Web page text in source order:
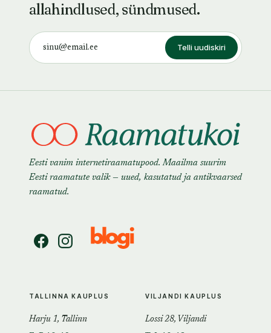
allahindlused, sündmused.
Telli uudiskiri
Eesti vanim internetiraamatupood. Maailma suurim
Eesti raamatute valik — uued, kasutatud ja antikvaarsed
raamatud.
TALLINNA KAUPLUS
Harju 1, Tallinn
VILJANDI KAUPLUS
Lossi 28, Viljandi